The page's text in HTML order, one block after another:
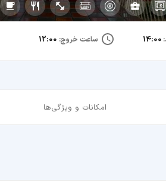
14:00 ساعت خروج: 12:00
امکانات و ویژگی‌ها